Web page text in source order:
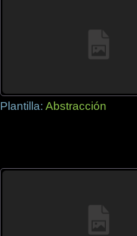
Plantilla: Abstracción